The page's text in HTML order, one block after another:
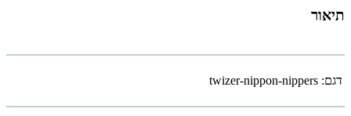
תיאור
דגם: twizer-nippon-nippers